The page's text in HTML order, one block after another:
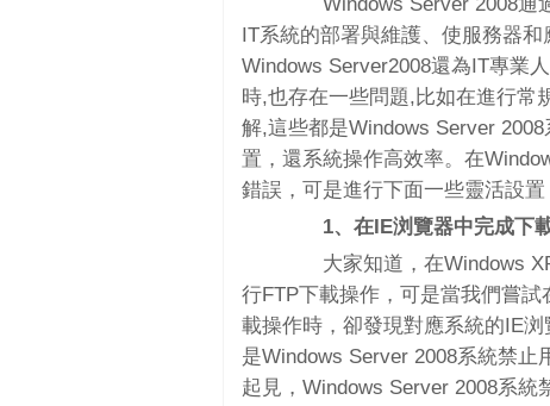
IT系統的部署與維護、使服務器
Windows Server2008還為IT專業
時,也存在一些問題,比如在進行常
解,這些都是Windows Server
置，還系統操作高效率。在
錯誤，可是進行下面一些靈活設
1、在IE浏覽器中完成下
大家知道，在Windows XP
行FTP下載操作，可是當我們嘗
載操作時，卻發現對應系統的IE
是Windows Server 2008系統禁
起見，Windows Server 2008系